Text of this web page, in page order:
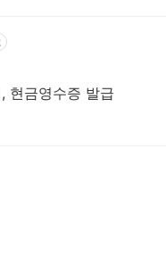
현금영수증 발급